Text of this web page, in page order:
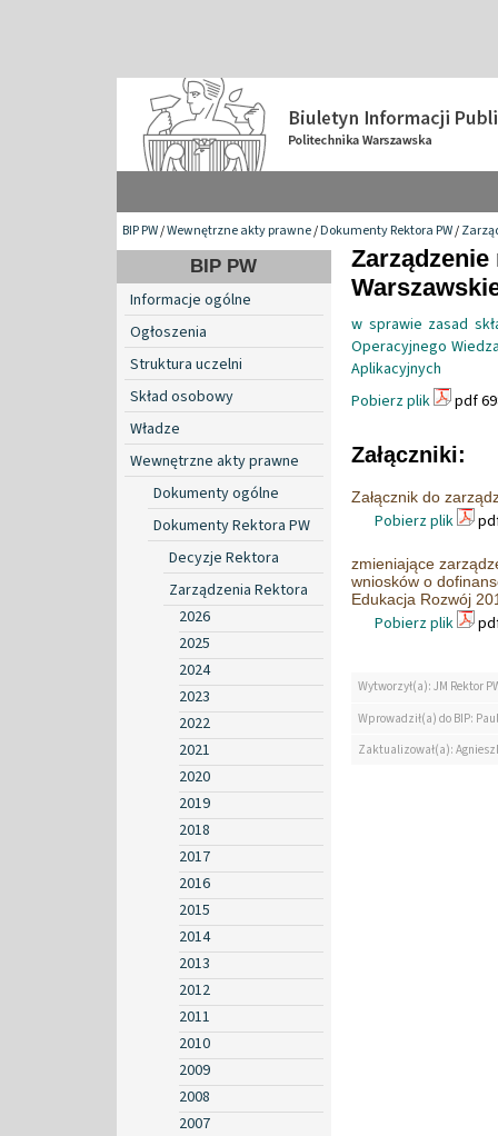
BIP PW/Wewnętrzne akty prawne/Dokumenty Rektora PW/
BIP PW
Informacje ogólne
Ogłoszenia
Struktura uczelni
Skład osobowy
Władze
Wewnętrzne akty prawne
Dokumenty ogólne
Dokumenty Rektora PW
Decyzje Rektora
Zarządzenia Rektora
2026
2025
2024
2023
2022
2021
2020
2019
2018
2017
2016
2015
2014
2013
2012
2011
2010
2009
2008
2007
w sprawie zasad
Operacyjnego
Aplikacyjnych
Pobierz plik
pdf
Załączniki:
Załącznik do
Pobierz plik
zmieniające
wniosków o
Edukacja Rozwój
Pobierz plik
Wytworzył(a): JM Rektor
Wprowadził(a) do BIP:
Zaktualizował(a):